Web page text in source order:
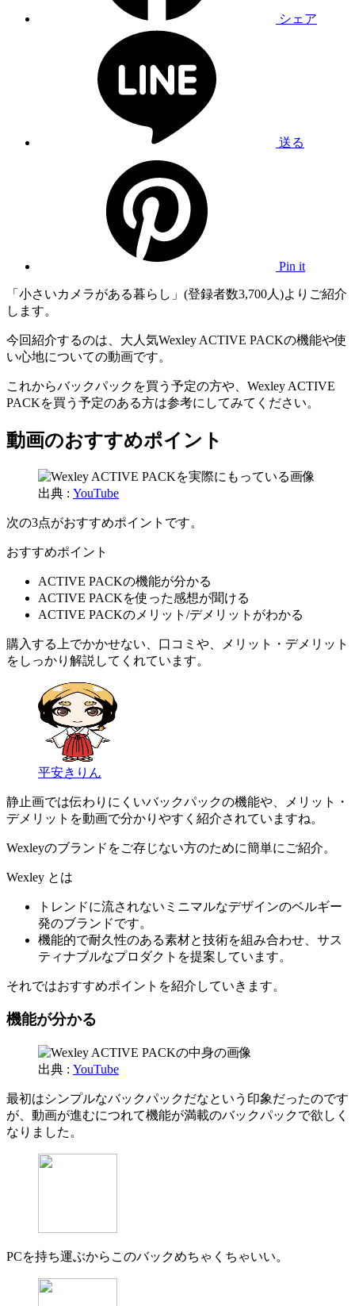
シェア
送る
Pin it
「小さいカメラがある暮らし」(登録者数3,700人)よりご紹介
します。
今回紹介するのは、大人気Wexley ACTIVE PACKの機能や使
い心地についての動画です。
これからバックパックを買う予定の方や、Wexley ACTIVE
PACKを買う予定のある方は参考にしてみてください。
動画のおすすめポイント
出典 : YouTube
次の3点がおすすめポイントです。
おすすめポイント
ACTIVE PACKの機能が分かる
ACTIVE PACKを使った感想が聞ける
ACTIVE PACKのメリット/デメリットがわかる
購入する上でかかせない、口コミや、メリット・デメリット
をしっかり解説してくれています。
平安きりん
静止画では伝わりにくいバックパックの機能や、メリット・
デメリットを動画で分かりやすく紹介されていますね。
Wexleyのブランドをご存じない方のために簡単にご紹介。
Wexley とは
トレンドに流されないミニマルなデザインのベルギー
発のブランドです。
機能的で耐久性のある素材と技術を組み合わせ、サス
ティナブルなプロダクトを提案しています。
それではおすすめポイントを紹介していきます。
機能が分かる
出典 : YouTube
最初はシンプルなバックパックだなという印象だったのです
が、動画が進むにつれて機能が満載のバックパックで欲しく
なりました。
PCを持ち運ぶからこのバックめちゃくちゃいい。